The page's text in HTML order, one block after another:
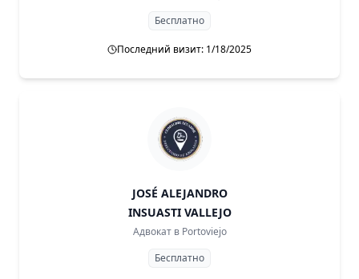
Бесплатно
Последний визит: 1/18/2025
JOSÉ ALEJANDRO
INSUASTI VALLEJO
Адвокат в Portoviejo
Бесплатно